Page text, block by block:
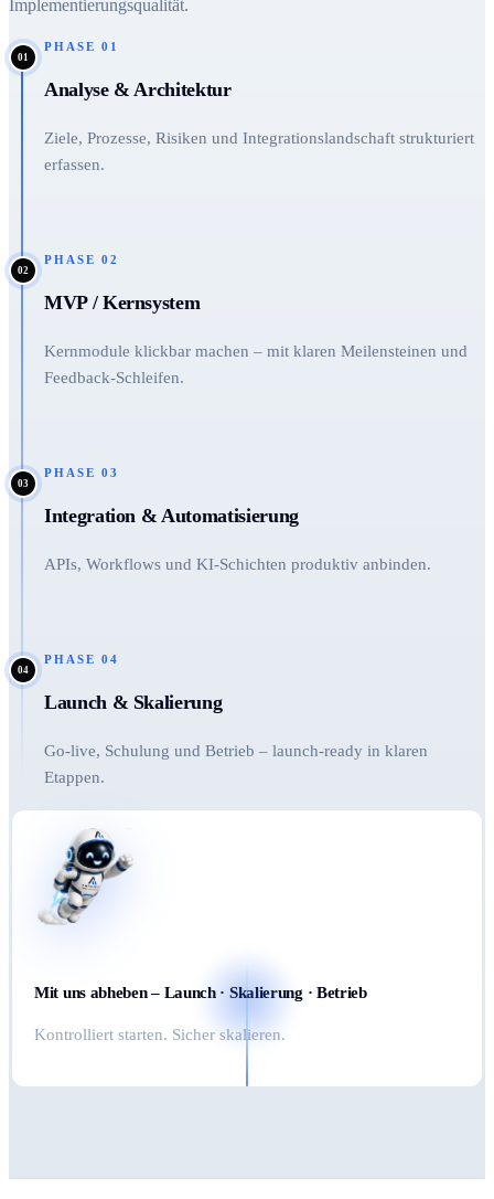
Implementierungsqualität.
01
PHASE 01
Analyse & Architektur
Ziele, Prozesse, Risiken und Integrationslandschaft strukturiert
erfassen.
02
PHASE 02
MVP / Kernsystem
Kernmodule klickbar machen – mit klaren Meilensteinen und
Feedback-Schleifen.
03
PHASE 03
Integration & Automatisierung
APIs, Workflows und KI-Schichten produktiv anbinden.
04
PHASE 04
Launch & Skalierung
Go-live, Schulung und Betrieb – launch-ready in klaren
Etappen.
Mit uns abheben – Launch · Skalierung · Betrieb
Kontrolliert starten. Sicher skalieren.